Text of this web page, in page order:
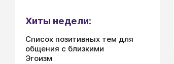
Хиты недели:
Список позитивных тем для
общения с близкими
Эгоизм